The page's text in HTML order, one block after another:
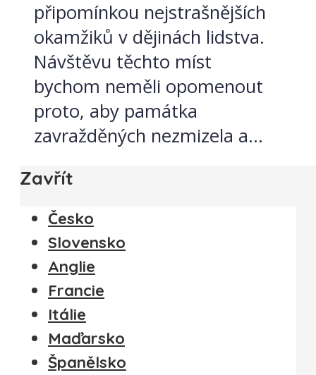
připomínkou nejstrašnějších
okamžiků v dějinách lidstva.
Návštěvu těchto míst
bychom neměli opomenout
proto, aby památka
zavražděných nezmizela a...
Zavřít
Česko
Slovensko
Anglie
Francie
Itálie
Maďarsko
Španělsko